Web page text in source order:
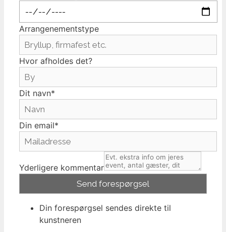
Arrangenementstype
Hvor afholdes det?
Dit navn*
Din email*
Yderligere kommentar
Din forespørgsel sendes direkte til
kunstneren